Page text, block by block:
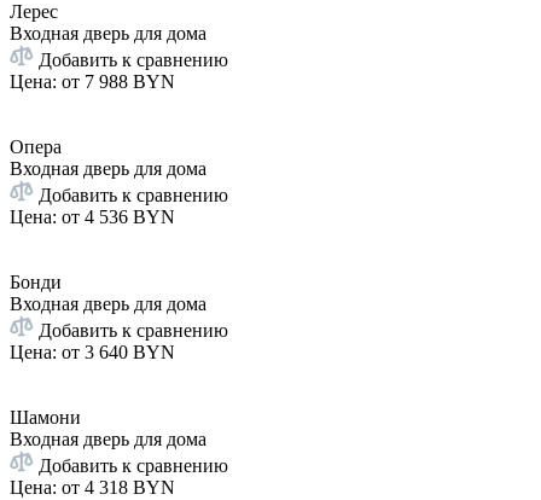
Лерес
Входная дверь для дома
Добавить к сравнению
Цена: от 7 988 BYN
Опера
Входная дверь для дома
Добавить к сравнению
Цена: от 4 536 BYN
Бонди
Входная дверь для дома
Добавить к сравнению
Цена: от 3 640 BYN
Шамони
Входная дверь для дома
Добавить к сравнению
Цена: от 4 318 BYN